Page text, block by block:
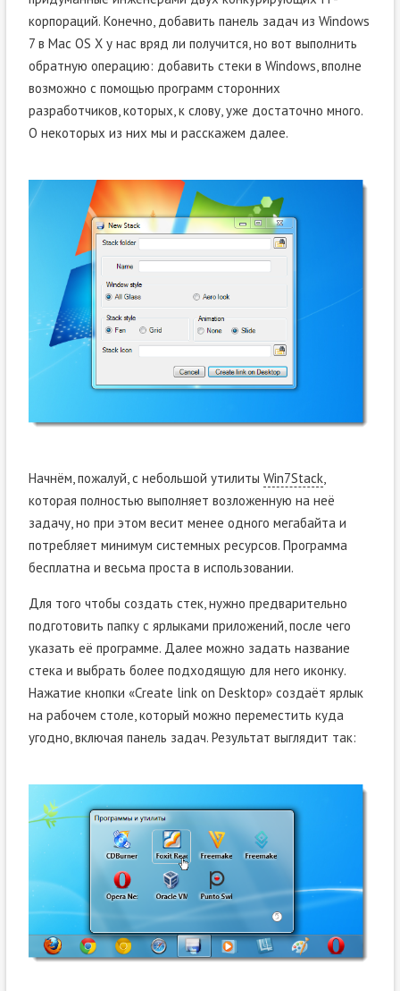
корпораций. Конечно, добавить панель задач из Windows
7 в Mac OS X у нас вряд ли получится, но вот выполнить
обратную операцию: добавить стеки в Windows, вполне
возможно с помощью программ сторонних
разработчиков, которых, к слову, уже достаточно много.
О некоторых из них мы и расскажем далее.
Начнём, пожалуй, с небольшой утилиты Win7Stack,
которая полностью выполняет возложенную на неё
задачу, но при этом весит менее одного мегабайта и
потребляет минимум системных ресурсов. Программа
бесплатна и весьма проста в использовании.
Для того чтобы создать стек, нужно предварительно
подготовить папку с ярлыками приложений, после чего
указать её программе. Далее можно задать название
стека и выбрать более подходящую для него иконку.
Нажатие кнопки «Create link on Desktop» создаёт ярлык
на рабочем столе, который можно переместить куда
угодно, включая панель задач. Результат выглядит так: